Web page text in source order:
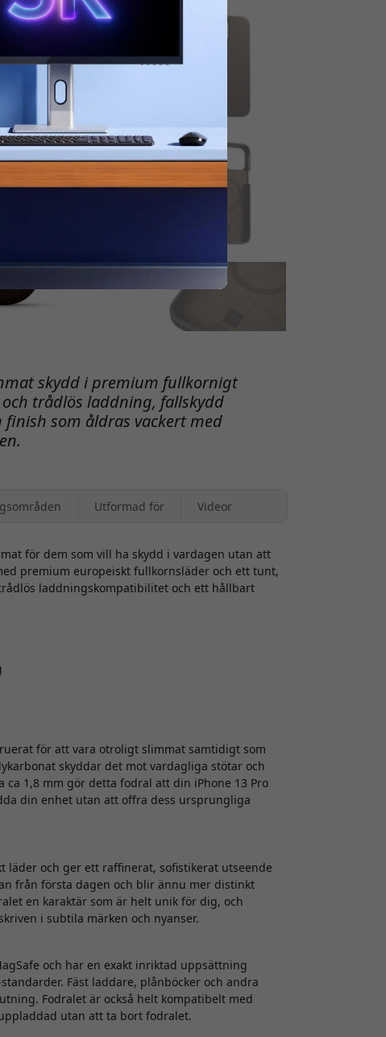
skydd i premium fullkornigt
trådlös laddning, fallskydd
som åldras vackert med
Utformad för Videor
för dem som vill ha skydd i vardagen utan att
premium europeiskt fullkornsläder och ett tunt,
laddningskompatibilitet och ett hållbart
för att vara otroligt slimmat samtidigt som
skyddar det mot vardagliga stötar och
1,8 mm gör detta fodral att din iPhone 13 Pro
din enhet utan att offra dess ursprungliga
och ger ett raffinerat, sofistikerat utseende
från första dagen och blir ännu mer distinkt
en karaktär som är helt unik för dig, och
i subtila märken och nyanser.
och har en exakt inriktad uppsättning
Fäst laddare, plånböcker och andra
Fodralet är också helt kompatibelt med
utan att ta bort fodralet.